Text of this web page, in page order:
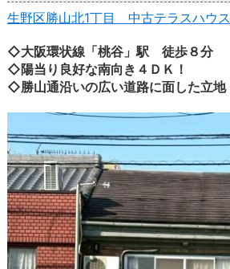
生野区勝山北1丁目 中古テラスハウス
◇大阪環状線「桃谷」駅 徒歩８分
◇陽当り良好な南向き４ＤＫ！
◇勝山通沿いの広い道路に面した立地